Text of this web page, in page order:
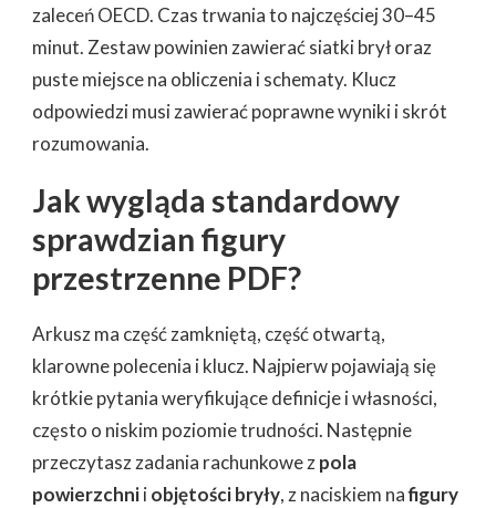
zaleceń OECD. Czas trwania to najczęściej 30–45
minut. Zestaw powinien zawierać siatki brył oraz
puste miejsce na obliczenia i schematy. Klucz
odpowiedzi musi zawierać poprawne wyniki i skrót
rozumowania.
Jak wygląda standardowy
sprawdzian figury
przestrzenne PDF?
Arkusz ma część zamkniętą, część otwartą,
klarowne polecenia i klucz. Najpierw pojawiają się
krótkie pytania weryfikujące definicje i własności,
często o niskim poziomie trudności. Następnie
przeczytasz zadania rachunkowe zpola
powierzchniiobjętości bryły, z naciskiem nafigury